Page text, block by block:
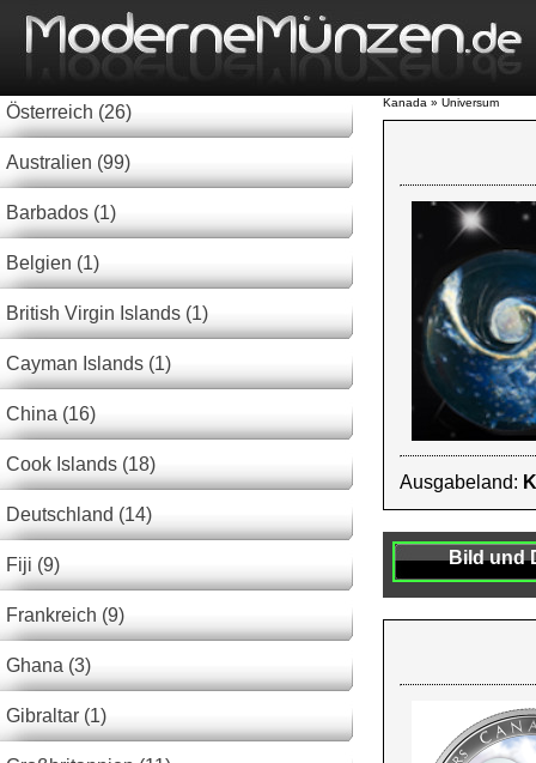
Österreich (26)
Australien (99)
Barbados (1)
Belgien (1)
British Virgin Islands (1)
Cayman Islands (1)
China (16)
Cook Islands (18)
Deutschland (14)
Fiji (9)
Frankreich (9)
Ghana (3)
Gibraltar (1)
Kanada » Universum
Ausgabeland:
Bild und